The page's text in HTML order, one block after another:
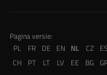
Pagina versie:
PL
FR DE EN NL CZ ES
CH
PT LT LV EE BG